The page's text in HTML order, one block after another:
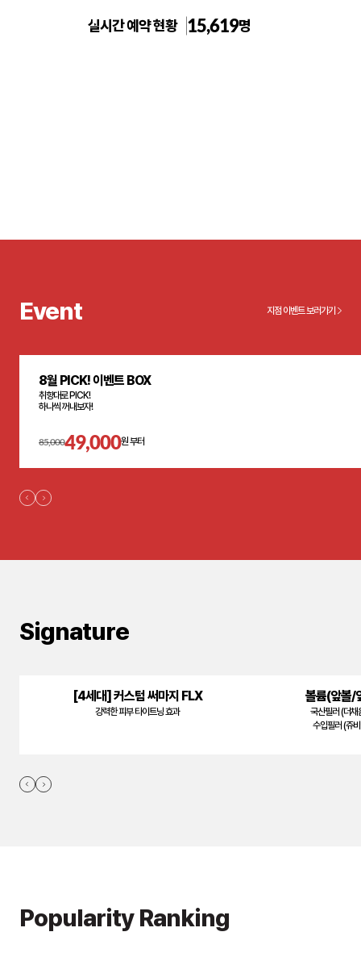
실시간 예약 현황 15,619명
Event 지점 이벤트 보러가기
8월 PICK! 이벤트 BOX
취향대로 PICK!
하나씩 꺼내보자!
85,00049,000원 부터
Signature
[4세대] 커스텀 써마지 FLX
강력한 피부 타이트닝 효과
볼륨(앞볼/
국산필러 (더
수입필러 (쥬
Popularity Ranking